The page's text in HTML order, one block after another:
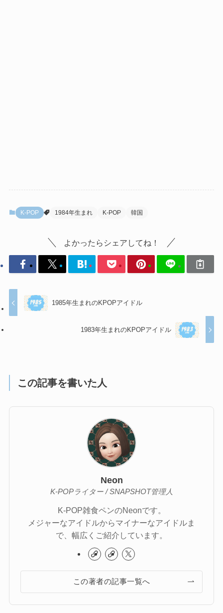
K-POP 1984年生まれ K-POP 韓国
よかったらシェアしてね！
1985年生まれのKPOPアイドル
1983年生まれのKPOPアイドル
この記事を書いた人
Neon
K-POPライター / SNAPSHOT管理人
K-POP雑食ペンのNeonです。
メジャーなアイドルからマイナーなアイドルま
で、幅広くご紹介しています。
この著者の記事一覧へ